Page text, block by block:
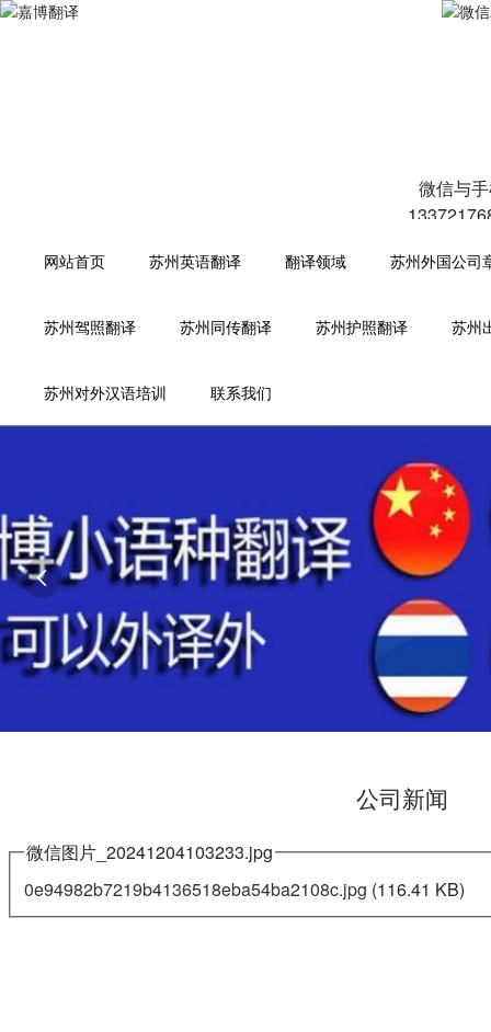
微信与
网站首页 苏州英语翻译 翻译领域 苏州外国公司
苏州驾照翻译 苏州同传翻译 苏州护照翻译 苏州
苏州对外汉语培训 联系我们

公司新闻
微信图片_20241204103233.jpg
0e94982b7219b4136518eba54ba2108c.jpg (116.41 KB)